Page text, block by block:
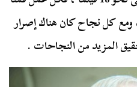
ومع كل نجاح كان هناك إصرار
المزيد من النجاحات .